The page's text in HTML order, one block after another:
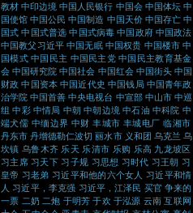
教材 中印边境 中国人民银行 中国会 中国体坛 中
国使馆 中国公民 中国制造 中国天价 中国存亡 中
国式 中国式普选 中国式病毒 中国政府 中国政法
中国教父习近平 中国无眠 中国权贵 中国楼市 中
国模式 中国民主 中国民主党 中国民主教育基金
会 中国研究院 中国社会 中国红会 中国街头 中国
财政 中国资本 中国近代史 中国钱局 中国青年政
治学院 中国首善 中央电视台 中宣部 中山市 中巡
组 中彩 中情局 中朝 中朝边境 中石油 中科院 中
端犬儒 中缅边界 中财 丰城市 丰城电厂 临湘市
丹东市 丹增德勒仁波切 丽水市 义和团 乌克兰 乌
坎镇 乌鲁木齐 乐天 乐清市 乐购 乐高 九龙坡区
习主席 习天下 习子规 习思想 习时代 习王朝 习
皇帝 习老弟 习近平和他的六个女人 习近平和情
人 习近平，李克强 习近平，江泽民 买官 争来的
一票 二奶 二炮 于明芳 于欢 于泓源 云南 互联网